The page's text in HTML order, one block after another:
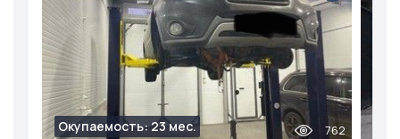
Окупаемость: 23 мес. 762